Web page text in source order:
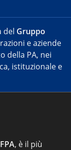
del Gruppo
e aziende
della PA, nei
istituzionale e
FPA, è il più